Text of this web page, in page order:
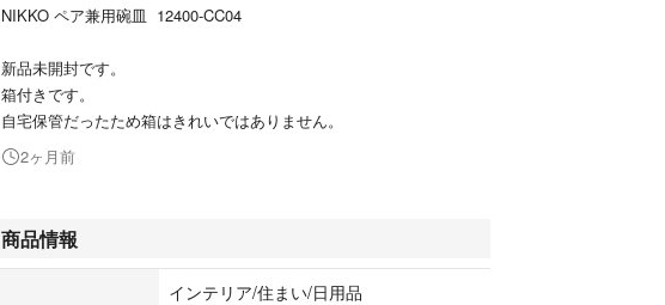
NIKKO ペア兼用碗皿 12400-CC04
新品未開封です。
箱付きです。
自宅保管だったため箱はきれいではありません。
2ヶ月前
商品情報
インテリア/住まい/日用品